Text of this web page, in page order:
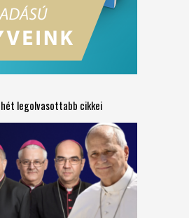
legolvasottabb cikkei